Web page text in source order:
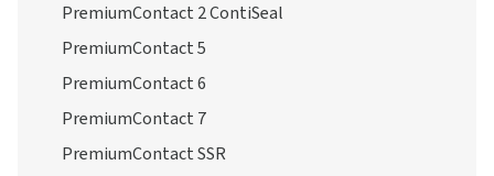
PremiumContact 2 ContiSeal
PremiumContact 5
PremiumContact 6
PremiumContact 7
PremiumContact SSR